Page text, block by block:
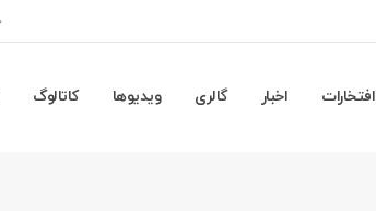
افتخارات اخبار گالری ویدیوها کاتالوگ